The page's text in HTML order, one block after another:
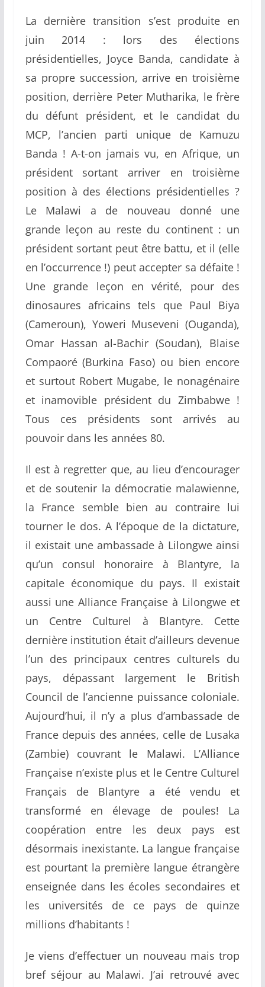
La dernière transition s’est produite en
juin 2014 : lors des élections
présidentielles, Joyce Banda, candidate à
sa propre succession, arrive en troisième
position, derrière Peter Mutharika, le frère
du défunt président, et le candidat du
MCP, l’ancien parti unique de Kamuzu
Banda ! A-t-on jamais vu, en Afrique, un
président sortant arriver en troisième
position à des élections présidentielles ?
Le Malawi a de nouveau donné une
grande leçon au reste du continent : un
président sortant peut être battu, et il (elle
en l’occurrence !) peut accepter sa défaite !
Une grande leçon en vérité, pour des
dinosaures africains tels que Paul Biya
(Cameroun), Yoweri Museveni (Ouganda),
Omar Hassan al-Bachir (Soudan), Blaise
Compaoré (Burkina Faso) ou bien encore
et surtout Robert Mugabe, le nonagénaire
et inamovible président du Zimbabwe !
Tous ces présidents sont arrivés au
pouvoir dans les années 80.
Il est à regretter que, au lieu d’encourager
et de soutenir la démocratie malawienne,
la France semble bien au contraire lui
tourner le dos. A l’époque de la dictature,
il existait une ambassade à Lilongwe ainsi
qu’un consul honoraire à Blantyre, la
capitale économique du pays. Il existait
aussi une Alliance Française à Lilongwe et
un Centre Culturel à Blantyre. Cette
dernière institution était d’ailleurs devenue
l’un des principaux centres culturels du
pays, dépassant largement le British
Council de l’ancienne puissance coloniale.
Aujourd’hui, il n’y a plus d’ambassade de
France depuis des années, celle de Lusaka
(Zambie) couvrant le Malawi. L’Alliance
Française n’existe plus et le Centre Culturel
Français de Blantyre a été vendu et
transformé en élevage de poules! La
coopération entre les deux pays est
désormais inexistante. La langue française
est pourtant la première langue étrangère
enseignée dans les écoles secondaires et
les universités de ce pays de quinze
millions d’habitants !
Je viens d’effectuer un nouveau mais trop
bref séjour au Malawi. J’ai retrouvé avec